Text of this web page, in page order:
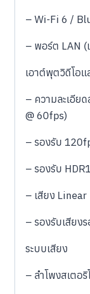
– Wi-Fi 6 /
– พอร์ต LAN (
เอาต์พุตวิดีโอแ
– ความละเอีย
@ 60fps)
– รองรับ
– รองรับ
– เสียง
– รองรับเสียง
ระบบเสียง
– ลำโพงสเตอ